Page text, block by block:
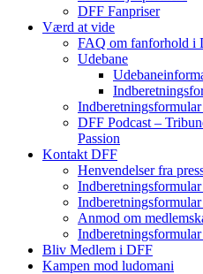
DFF Fanpriser
Værd at vide
FAQ om fanforhold i
Udebane
DFF Podcast –
Passion
Kontakt DFF
Henvendelser fra
Anmod om
Bliv Medlem i DFF
Kampen mod ludomani